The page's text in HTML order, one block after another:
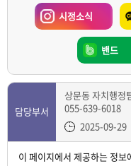
시정소식
밴드
담당부서
상문동 자치행정
055-639-6018
2025-09-29
이 페이지에서 제공하는 정